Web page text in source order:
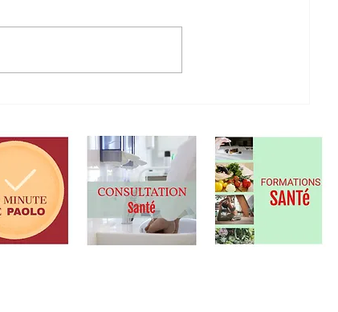
Si la vérité dérange, faut-il préférer le
mensonge qui rassure ?